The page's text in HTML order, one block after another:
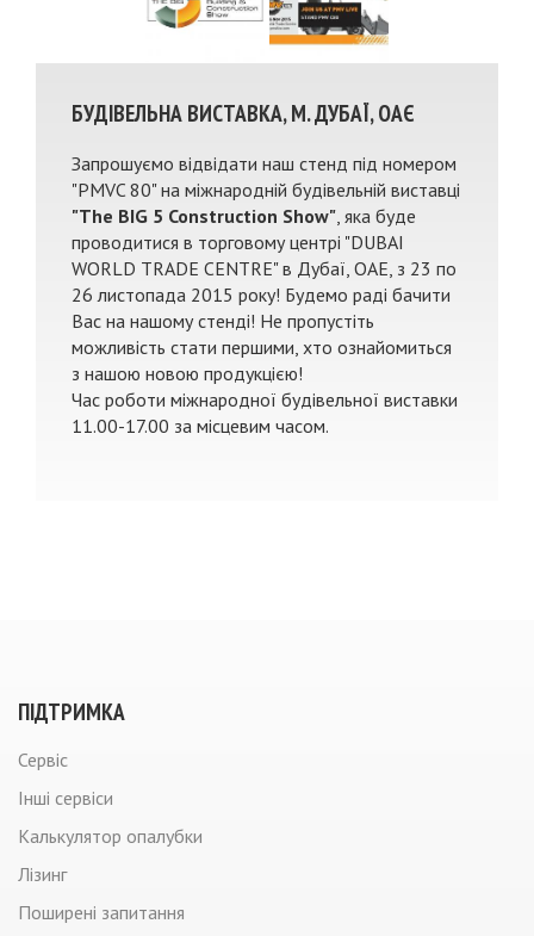
БУДІВЕЛЬНА ВИСТАВКА, М. ДУБАЇ, ОАЄ
Запрошуємо відвідати наш стенд під номером
"PMVC 80" на міжнародній будівельній виставці
"The BIG 5 Construction Show", яка буде
проводитися в торговому центрі "DUBAI
WORLD TRADE CENTRE" в Дубаї, ОАЕ, з 23 по
26 листопада 2015 року! Будемо раді бачити
Вас на нашому стенді! Не пропустіть
можливість стати першими, хто ознайомиться
з нашою новою продукцією!
Час роботи міжнародної будівельної виставки
11.00-17.00 за місцевим часом.
ПIДТРИМКА
Сервiс
Iншi сервiси
Калькулятор опалубки
Лiзинг
Поширені запитання